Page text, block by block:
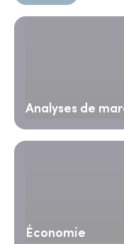
Analyses de
Économie